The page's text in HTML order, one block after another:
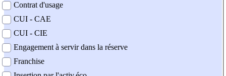
Contrat d'usage
CUI - CAE
CUI - CIE
Engagement à servir dans la réserve
Franchise